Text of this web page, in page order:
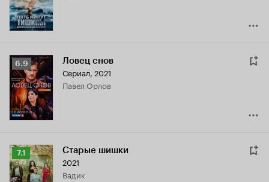
Рейтинг
Кинопоиска
6.9
6.9 Ловец снов
Сериал, 2021
Павел Орлов
Рейтинг
Кинопоиска
7.1
7.1 Старые шишки
2021
Вадик